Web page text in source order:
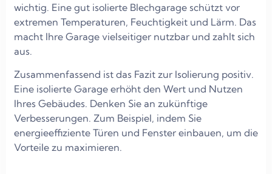
wichtig. Eine gut isolierte Blechgarage schützt vor
extremen Temperaturen, Feuchtigkeit und Lärm. Das
macht Ihre Garage vielseitiger nutzbar und zahlt sich
aus.
Zusammenfassend ist das Fazit zur Isolierung positiv.
Eine isolierte Garage erhöht den Wert und Nutzen
Ihres Gebäudes. Denken Sie an zukünftige
Verbesserungen. Zum Beispiel, indem Sie
energieeffiziente Türen und Fenster einbauen, um die
Vorteile zu maximieren.